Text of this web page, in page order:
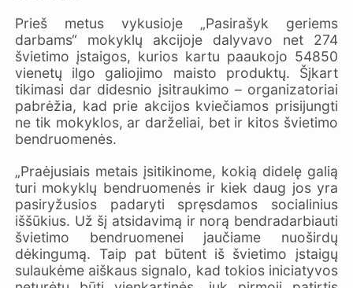
Prieš metus vykusioje „Pasirašyk geriems
darbams“ mokyklų akcijoje dalyvavo net 274
švietimo įstaigos, kurios kartu paaukojo 54850
vienetų ilgo galiojimo maisto produktų. Šįkart
tikimasi dar didesnio įsitraukimo – organizatoriai
pabrėžia, kad prie akcijos kviečiamos prisijungti
ne tik mokyklos, ar darželiai, bet ir kitos švietimo
bendruomenės.
„Praėjusiais metais įsitikinome, kokią didelę galią
turi mokyklų bendruomenės ir kiek daug jos yra
pasiryžusios padaryti spręsdamos socialinius
iššūkius. Už šį atsidavimą ir norą bendradarbiauti
švietimo bendruomenei jaučiame nuoširdų
dėkingumą. Taip pat būtent iš švietimo įstaigų
sulaukėme aiškaus signalo, kad tokios iniciatyvos